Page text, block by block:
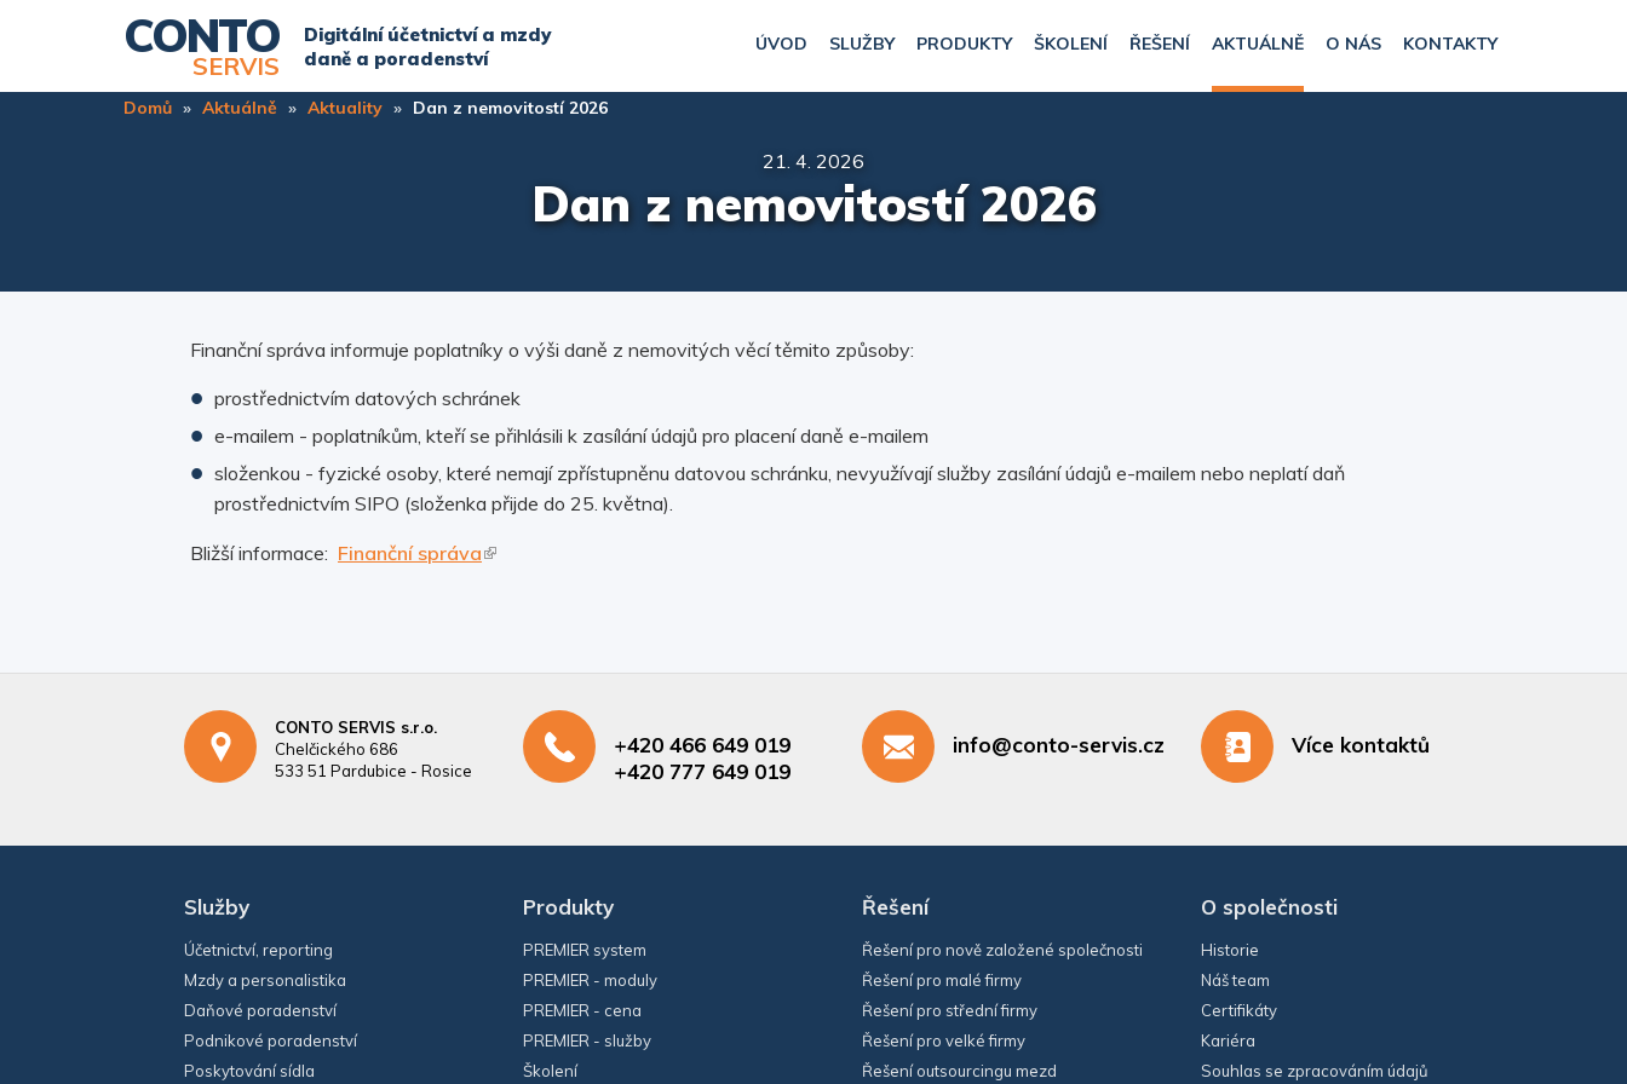
CONTO
SERVIS
Digitální účetnictví a mzdy
daně a poradenství
ÚVOD SLUŽBY PRODUKTY ŠKOLENÍ ŘEŠENÍ AKTUÁLNĚ O NÁS KONTAKTY
Domů Aktuálně Aktuality Dan z nemovitostí 2026
21. 4. 2026
Dan z nemovitostí 2026
Finanční správa informuje poplatníky o výši daně z nemovitých věcí těmito způsoby:
prostřednictvím datových schránek
e-mailem - poplatníkům, kteří se přihlásili k zasílání údajů pro placení daně e-mailem
složenkou - fyzické osoby, které nemají zpřístupněnu datovou schránku, nevyužívají služby zasílání údajů e-mailem nebo neplatí daň
prostřednictvím SIPO (složenka přijde do 25. května).
Bližší informace: Finanční správa
CONTO SERVIS s.r.o.
Chelčického 686
533 51 Pardubice - Rosice
+420 466 649 019
+420 777 649 019
info@conto-servis.cz Více kontaktů
Služby
Účetnictví, reporting
Mzdy a personalistika
Daňové poradenství
Podnikové poradenství
Poskytování sídla
Produkty
PREMIER system
PREMIER - moduly
PREMIER - cena
PREMIER - služby
Školení
Řešení
Řešení pro nově založené společnosti
Řešení pro malé firmy
Řešení pro střední firmy
Řešení pro velké firmy
Řešení outsourcingu mezd
O společnosti
Historie
Náš team
Certifikáty
Kariéra
Souhlas se zpracováním údajů